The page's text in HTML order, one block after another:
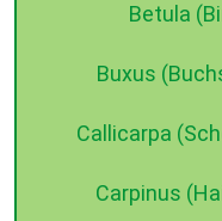
Verfügbare Größen:
70- 80 cm, Sol mB
80- 90 cm, Sol mDb
Betula
Buxus
Callicarpa
Carpinus